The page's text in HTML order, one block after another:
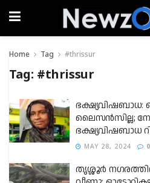
Home Tag #thrissur
Tag: #thrissur
ഭക്ഷ്യവിഷബാധ:
ലൈസൻസില്ല;
ഭക്ഷ്യവിഷബാധ
MAY 28, 2024 0
തൃശ്ശൂർ